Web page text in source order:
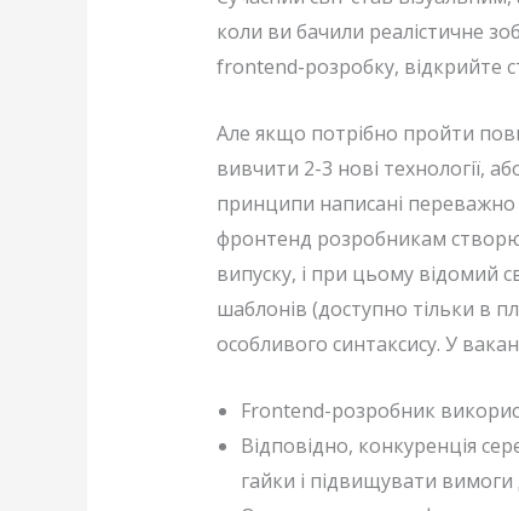
коли ви бачили реалістичне
frontend-розробку, відкрийте
Але якщо потрібно пройти
вивчити 2-3 нові технології,
принципи написані переважно
фронтенд розробникам
випуску, і при цьому відомий
шаблонів (доступно тільки в
особливого синтаксису. У
Frontend-розробник
Відповідно, конкуренція
гайки і підвищувати